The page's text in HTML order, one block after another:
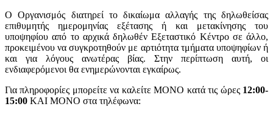
Ο Οργανισμός διατηρεί το δικαίωμα αλλαγής της δηλωθείσας
επιθυμητής ημερομηνίας εξέτασης ή και μετακίνησης του
υποψηφίου από το αρχικά δηλωθέν Εξεταστικό Κέντρο σε άλλο,
προκειμένου να συγκροτηθούν με αρτιότητα τμήματα υποψηφίων ή
και για λόγους ανωτέρας βίας. Στην περίπτωση αυτή, οι
ενδιαφερόμενοι θα ενημερώνονται εγκαίρως.
Για πληροφορίες μπορείτε να καλείτε ΜΟΝΟ κατά τις ώρες 12:00-
15:00 ΚΑΙ ΜΟΝΟ στα τηλέφωνα: